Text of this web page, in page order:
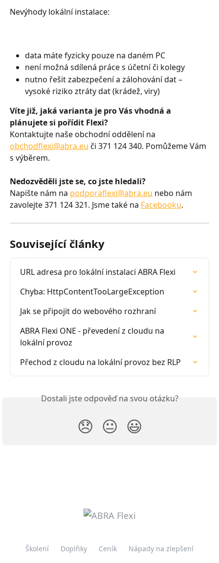
Nevýhody lokální instalace:
data máte fyzicky pouze na daném PC
není možná sdílená práce s účetní či kolegy
nutno řešit zabezpečení a zálohování dat –
vysoké riziko ztráty dat (krádež, viry)
Víte již, jaká varianta je pro Vás vhodná a
plánujete si pořídit Flexi?
Kontaktujte naše obchodní oddělení na
obchodflexi@abra.eu či 371 124 340. Pomůžeme Vám
s výběrem.
Nedozvěděli jste se, co jste hledali?
Napište nám na podporaflexi@abra.eu nebo nám
zavolejte 371 124 321. Jsme také na Facebooku.
Související články
URL adresa pro lokální instalaci ABRA Flexi
Chyba: HttpContentTooLargeException
Jak se připojit do webového rozhraní
ABRA Flexi ONE - převedení z cloudu na
lokální provoz
Přechod z cloudu na lokální provoz bez RLP
Dostali jste odpověď na svou otázku?
😞 😐 😃
Školení Doplňky Ceník Nápady na zlepšení